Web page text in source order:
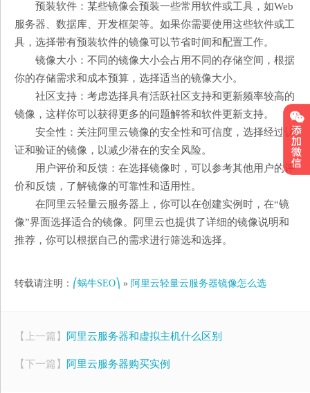
预装软件：某些镜像会预装一些常用软件或工具，如Web
服务器、数据库、开发框架等。如果你需要使用这些软件或工
具，选择带有预装软件的镜像可以节省时间和配置工作。
镜像大小：不同的镜像大小会占用不同的存储空间，根据
你的存储需求和成本预算，选择适当的镜像大小。
社区支持：考虑选择具有活跃社区支持和更新频率较高的
镜像，这样你可以获得更多的问题解答和软件更新支持。
安全性：关注阿里云镜像的安全性和可信度，选择经过认
证和验证的镜像，以减少潜在的安全风险。
用户评价和反馈：在选择镜像时，可以参考其他用户的评
价和反馈，了解镜像的可靠性和适用性。
在阿里云轻量云服务器上，你可以在创建实例时，在“镜
像”界面选择适合的镜像。阿里云也提供了详细的镜像说明和
推荐，你可以根据自己的需求进行筛选和选择。
转载请注明： ⎛蜗牛SEO⎞ » 阿里云轻量云服务器镜像怎么选
【上一篇】 阿里云服务器和虚拟主机什么区别
【下一篇】 阿里云服务器购买实例